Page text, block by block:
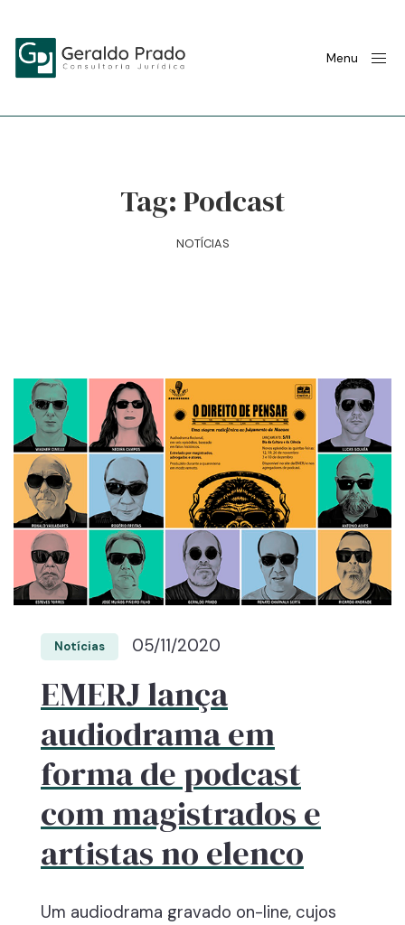
Menu
Tag: Podcast
NOTÍCIAS
Notícias 05/11/2020
EMERJ lança
audiodrama em
forma de podcast
com magistrados e
artistas no elenco
Um audiodrama gravado on-line, cujos